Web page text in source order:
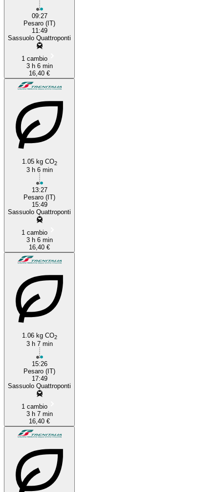
09:27
Pesaro (IT)
11:49
Sassuolo Quattroponti
1 cambio
3 h 6 min
16,40 €
1.05 kg CO2
3 h 6 min
13:27
Pesaro (IT)
15:49
Sassuolo Quattroponti
1 cambio
3 h 6 min
16,40 €
1.06 kg CO2
3 h 7 min
15:26
Pesaro (IT)
17:49
Sassuolo Quattroponti
1 cambio
3 h 7 min
16,40 €